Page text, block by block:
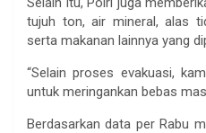
tujuh ton, air mineral, alas
serta makanan lainnya yang
“Selain proses evakuasi,
untuk meringankan bebas
Berdasarkan data per Rabu